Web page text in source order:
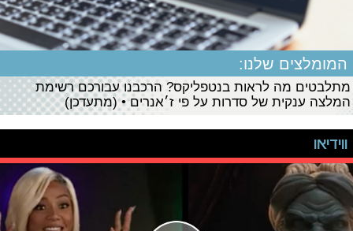
המומלצים שלנו:
מתלבטים מה לראות בנטפליקס? הרכבנו עבורכם רשימת
המלצה ענקית של סדרות על פי ז׳אנרים • (מתעדכן)
ווידיאו